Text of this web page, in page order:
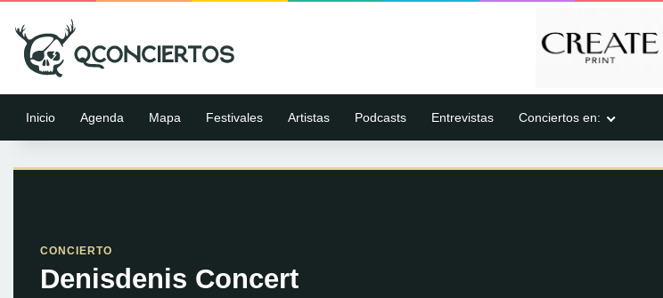
Inicio Agenda Mapa Festivales Artistas Podcasts Entrevistas Conciertos en:
CONCIERTO
Denisdenis Concert